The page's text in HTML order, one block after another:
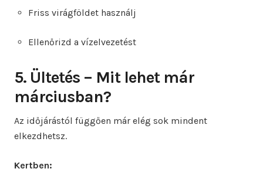
Friss virágföldet használj
Ellenőrizd a vízelvezetést
5. Ültetés – Mit lehet már
márciusban?
Az időjárástól függően már elég sok mindent
elkezdhetsz.
Kertben: